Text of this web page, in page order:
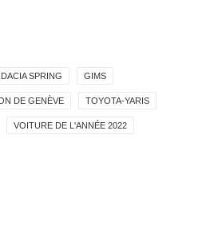
DACIA SPRING GIMS
DE GENÈVE TOYOTA-YARIS
VOITURE DE L'ANNÉE 2022